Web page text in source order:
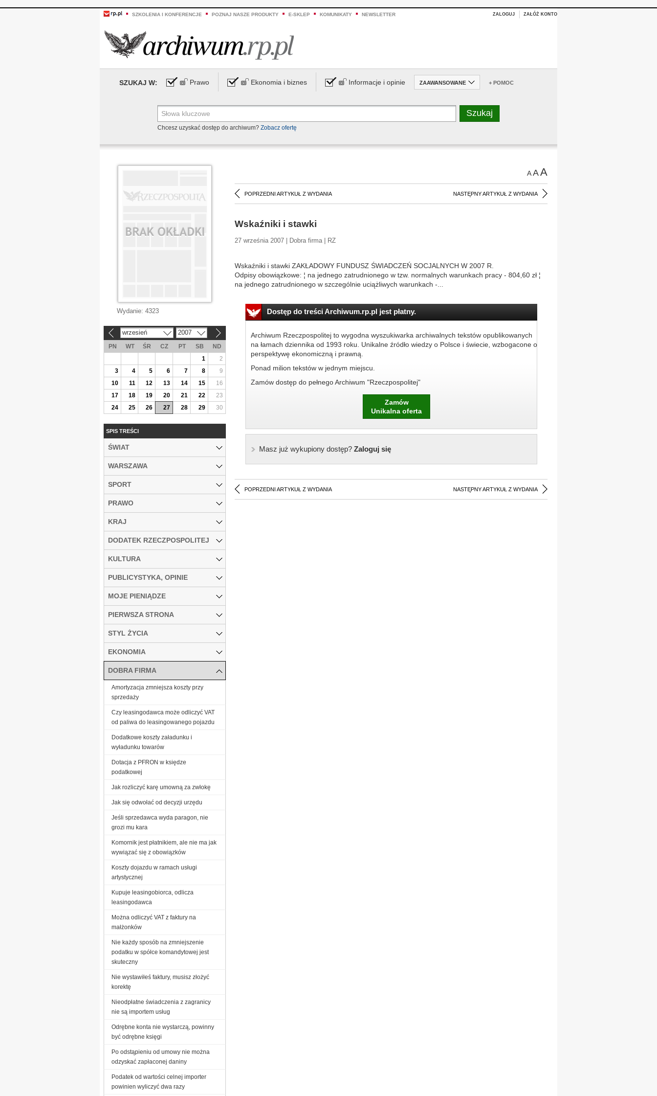
SZKOLENIA I KONFERENCJE POZNAJ NASZE PRODUKTY E-SKLEP KOMUNIKATY NEWSLETTER ZALOGUJ ZAŁÓŻ KONTO
SZUKAJ W: Prawo Ekonomia i biznes Informacje i opinie ZAAWANSOWANE + POMOC
Chcesz uzyskać dostęp do archiwum? Zobacz ofertę
AAA
POPRZEDNI ARTYKUŁ Z WYDANIA NASTĘPNY ARTYKUŁ Z WYDANIA
Wskaźniki i stawki
27 września 2007 | Dobra firma | RZ
Wskaźniki i stawki ZAKŁADOWY FUNDUSZ ŚWIADCZEŃ SOCJALNYCH W 2007 R.
Odpisy obowiązkowe: ¦ na jednego zatrudnionego w tzw. normalnych warunkach pracy - 804,60 zł ¦
na jednego zatrudnionego w szczególnie uciążliwych warunkach -...
Dostęp do treści Archiwum.rp.pl jest płatny.
Archiwum Rzeczpospolitej to wygodna wyszukiwarka archiwalnych tekstów opublikowanych
na łamach dziennika od 1993 roku. Unikalne źródło wiedzy o Polsce i świecie, wzbogacone o
perspektywę ekonomiczną i prawną.
Ponad milion tekstów w jednym miejscu.
Zamów dostęp do pełnego Archiwum "Rzeczpospolitej"
Zamów
Unikalna oferta
Masz już wykupiony dostęp?Zaloguj się
POPRZEDNI ARTYKUŁ Z WYDANIA NASTĘPNY ARTYKUŁ Z WYDANIA
Wydanie: 4323
wrzesień 2007
PN WT ŚR CZ PT SB
ND
1
2
3
4 5 6 7 8
9
10
11 12 13 14 15
16
17
18 19 20 21 22
23
24
25 26 27 28 29 30
SPIS TREŚCI
ŚWIAT
WARSZAWA
SPORT
PRAWO
KRAJ
DODATEK RZECZPOSPOLITEJ
KULTURA
PUBLICYSTYKA, OPINIE
MOJE PIENIĄDZE
PIERWSZA STRONA
STYL ŻYCIA
EKONOMIA
DOBRA FIRMA
Amortyzacja zmniejsza koszty przy
sprzedaży
Czy leasingodawca może odliczyć VAT
od paliwa do leasingowanego pojazdu
Dodatkowe koszty załadunku i
wyładunku towarów
Dotacja z PFRON w księdze
podatkowej
Jak rozliczyć karę umowną za zwłokę
Jak się odwołać od decyzji urzędu
Jeśli sprzedawca wyda paragon, nie
grozi mu kara
Komornik jest płatnikiem, ale nie ma jak
wywiązać się z obowiązków
Koszty dojazdu w ramach usługi
artystycznej
Kupuje leasingobiorca, odlicza
leasingodawca
Można odliczyć VAT z faktury na
małżonków
Nie każdy sposób na zmniejszenie
podatku w spółce komandytowej jest
skuteczny
Nie wystawiłeś faktury, musisz złożyć
korektę
Nieodpłatne świadczenia z zagranicy
nie są importem usług
Odrębne konta nie wystarczą, powinny
być odrębne księgi
Po odstąpieniu od umowy nie można
odzyskać zapłaconej daniny
Podatek od wartości celnej importer
powinien wyliczyć dwa razy